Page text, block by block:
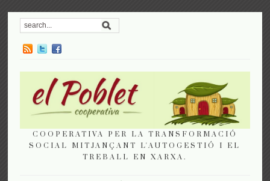
COOPERATIVA PER LA TRANSFORMACIÓ
SOCIAL MITJANÇANT L'AUTOGESTIÓ I EL
TREBALL EN XARXA.